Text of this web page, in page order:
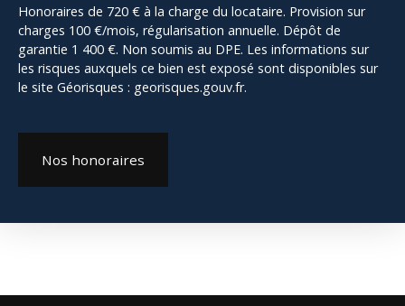
Honoraires de 720 € à la charge du locataire. Provision sur
charges 100 €/mois, régularisation annuelle. Dépôt de
garantie 1 400 €. Non soumis au DPE. Les informations sur
les risques auxquels ce bien est exposé sont disponibles sur
le site Géorisques : georisques.gouv.fr.
Nos honoraires